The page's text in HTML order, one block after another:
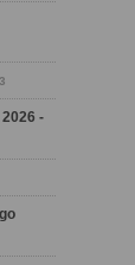
-